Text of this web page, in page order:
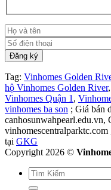
Tag: Vinhomes Golden
hộ Vinhomes Golden River,
Vinhomes Quận 1 ,
vinhomes ba son ; Giá bán
canhosunwahpearl.edu.vn,
tại GKG
Copyright 2026 ©